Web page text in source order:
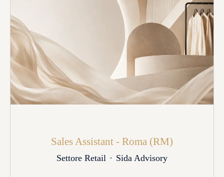
Sales Assistant - Roma (RM)
Settore Retail · Sida Advisory